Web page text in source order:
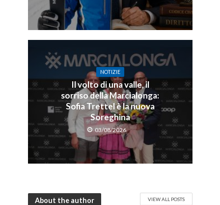
NOTIZIE
Il volto di una valle, il
sorriso della Marcialonga:
Sofia Trettel è la nuova
Soreghina
03/08/2026
About the author VIEW ALL POSTS